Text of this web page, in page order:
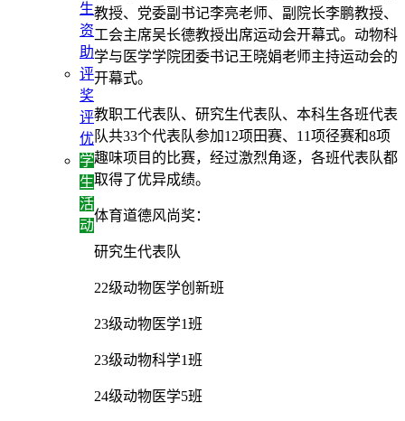
生
资
助
评
奖
评
优
学
生
活
动
教授、党委副书记李亮老师、副院长李鹏教授、
工会主席吴长德教授出席运动会开幕式。动物科
学与医学学院团委书记王晓娟老师主持运动会的
开幕式。
教职工代表队、研究生代表队、本科生各班代表
队共33个代表队参加12项田赛、11项径赛和8项
趣味项目的比赛，经过激烈角逐，各班代表队都
取得了优异成绩。
体育道德风尚奖：
研究生代表队
22级动物医学创新班
23级动物医学1班
23级动物科学1班
24级动物医学5班